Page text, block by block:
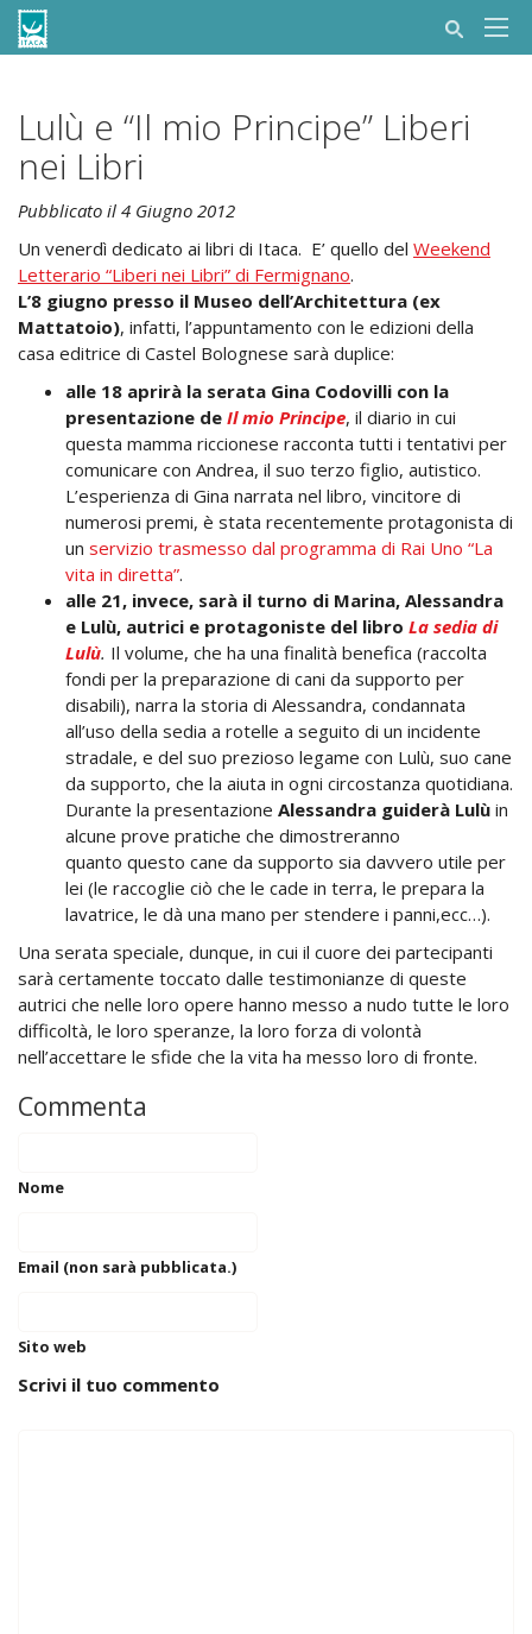
Lulù e “Il mio Principe” Liberi
nei Libri
Pubblicato il 4 Giugno 2012
Un venerdì dedicato ai libri di Itaca. E’ quello del Weekend
Letterario “Liberi nei Libri” di Fermignano.
L’8 giugno presso il Museo dell’Architettura (ex
Mattatoio), infatti, l’appuntamento con le edizioni della
casa editrice di Castel Bolognese sarà duplice:
alle 18 aprirà la serata Gina Codovilli con la
presentazione de Il mio Principe, il diario in cui
questa mamma riccionese racconta tutti i tentativi per
comunicare con Andrea, il suo terzo figlio, autistico.
L’esperienza di Gina narrata nel libro, vincitore di
numerosi premi, è stata recentemente protagonista di
un servizio trasmesso dal programma di Rai Uno “La
vita in diretta”.
alle 21, invece, sarà il turno di Marina, Alessandra
e Lulù, autrici e protagoniste del libro La sedia di
Lulù. Il volume, che ha una finalità benefica (raccolta
fondi per la preparazione di cani da supporto per
disabili), narra la storia di Alessandra, condannata
all’uso della sedia a rotelle a seguito di un incidente
stradale, e del suo prezioso legame con Lulù, suo cane
da supporto, che la aiuta in ogni circostanza quotidiana.
Durante la presentazione Alessandra guiderà Lulù in
alcune prove pratiche che dimostreranno
quanto questo cane da supporto sia davvero utile per
lei (le raccoglie ciò che le cade in terra, le prepara la
lavatrice, le dà una mano per stendere i panni,ecc…).
Una serata speciale, dunque, in cui il cuore dei partecipanti
sarà certamente toccato dalle testimonianze di queste
autrici che nelle loro opere hanno messo a nudo tutte le loro
difficoltà, le loro speranze, la loro forza di volontà
nell’accettare le sfide che la vita ha messo loro di fronte.
Commenta
Nome
Email (non sarà pubblicata.)
Sito web
Scrivi il tuo commento